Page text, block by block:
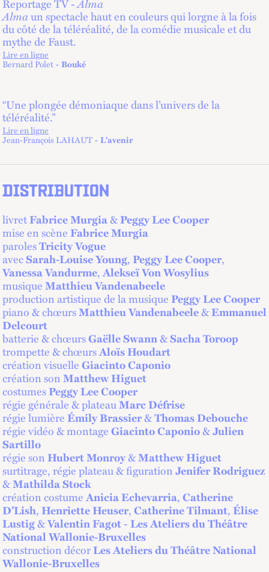
Reportage TV -Alma
Almaun spectacle haut en couleurs qui lorgne à la fois
du côté de la téléréalité, de la comédie musicale et du
mythe de Faust.
Lire en ligne
Bernard Polet Bouké
“Une plongée démoniaque dans l’univers de la
téléréalité.”
Lire en ligne
Jean-François LAHAUT L'avenir
DISTRIBUTION
livretFabrice Murgia&Peggy Lee Cooper
mise en scèneFabrice Murgia
parolesTricity Vogue
avecSarah-Louise Young,Peggy Lee Cooper,
Vanessa Vandurme,Alekseï Von Wosylius
musiqueMatthieu Vandenabeele
production artistique de la musiquePeggy Lee Cooper
piano & chœursMatthieu Vandenabeele&Emmanuel
Delcourt
batterie & chœursGaëlle Swann&Sacha Toroop
trompette & chœursAloïs Houdart
création visuelleGiacinto Caponio
création sonMatthew Higuet
costumesPeggy Lee Cooper
régie générale & plateauMarc Défrise
régie lumièreÉmily Brassier&Thomas Debouche
régie vidéo & montageGiacinto Caponio&Julien
Sartillo
régie sonHubert Monroy&Matthew Higuet
surtitrage, régie plateau & figurationJenifer Rodriguez
&Mathilda Stock
création costumeAnicia Echevarria,Catherine
D’Lish,Henriette Heuser,Catherine Tilmant,Élise
Lustig&Valentin Fagot-Les Ateliers du Théâtre
National Wallonie-Bruxelles
construction décorLes Ateliers du Théâtre National
Wallonie-Bruxelles